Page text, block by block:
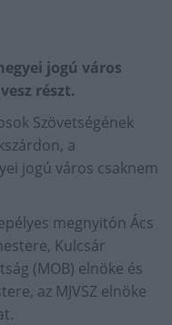
jogú város
részt.
Szövetségének
a
jogú város csaknem
megnyitón Ács
Kulcsár
(MOB) elnöke és
az MJVSZ elnöke